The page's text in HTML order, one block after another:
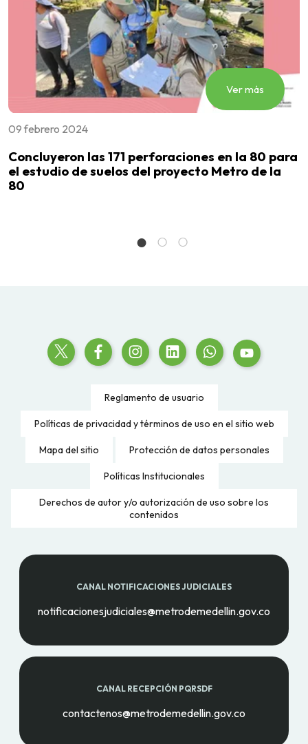
Ver más
09 febrero 2024
Concluyeron las 171 perforaciones en la 80 para
el estudio de suelos del proyecto Metro de la
80
Reglamento de usuario
Políticas de privacidad y términos de uso en el sitio web
Mapa del sitio Protección de datos personales
Políticas Institucionales
Derechos de autor y/o autorización de uso sobre los
contenidos
CANAL NOTIFICACIONES JUDICIALES
notificacionesjudiciales@metrodemedellin.gov.co
CANAL RECEPCIÓN PQRSDF
contactenos@metrodemedellin.gov.co